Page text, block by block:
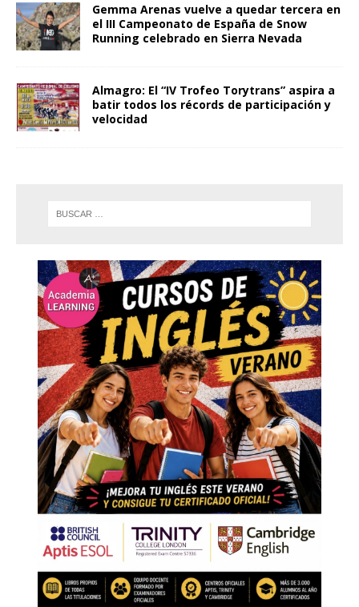
Gemma Arenas vuelve a quedar tercera en
el III Campeonato de España de Snow
Running celebrado en Sierra Nevada
Almagro: El “IV Trofeo Torytrans” aspira a
batir todos los récords de participación y
velocidad